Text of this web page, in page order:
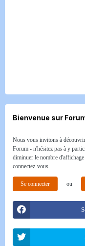
Bienvenue sur
Nous vous invitons à
Forum - n'hésitez pas à y
diminuer le nombre
connectez-vous.
Se connecter ou